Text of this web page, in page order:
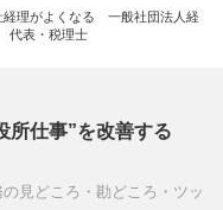
経理がよくなる 一般社団法人経
代表・税理士
仕事”を改善する
見どころ・勘どころ・ツッ